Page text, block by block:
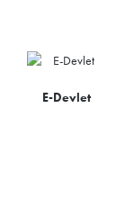
E-Devlet